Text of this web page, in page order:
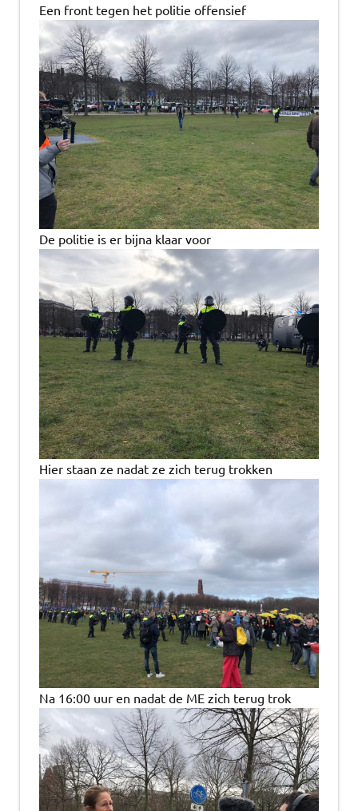
Een front tegen het politie offensief
De politie is er bijna klaar voor
Hier staan ze nadat ze zich terug trokken
Na 16:00 uur en nadat de ME zich terug trok